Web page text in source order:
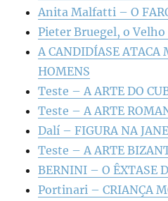
Anita Malfatti – O
Pieter Bruegel, o Velho
A CANDIDÍASE ATACA
HOMENS
Teste – A ARTE DO
Teste – A ARTE
Dalí – FIGURA NA
Teste – A ARTE
BERNINI – O ÊXTASE
Portinari – CRIANÇA